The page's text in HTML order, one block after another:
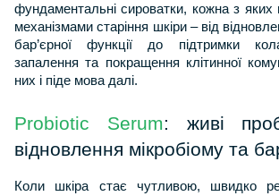
фундаментальні сироватки, кожна з яких
механізмами старіння шкіри – від
бар’єрної функції до підтримки
запалення та покращення клітинної
них і піде мова далі.
Probiotic Serum: живі
відновлення мікробіому та
Коли шкіра стає чутливою, швидко